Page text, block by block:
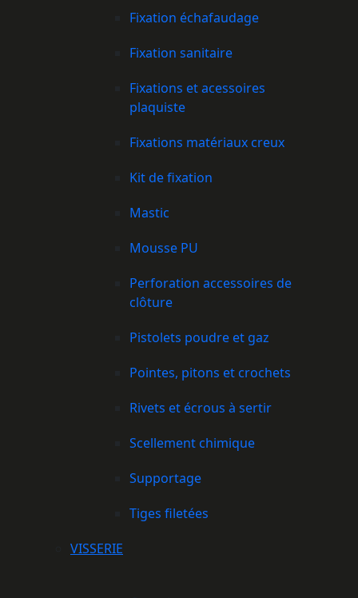
Fixation échafaudage
Fixation sanitaire
Fixations et acessoires
plaquiste
Fixations matériaux creux
Kit de fixation
Mastic
Mousse PU
Perforation accessoires de
clôture
Pistolets poudre et gaz
Pointes, pitons et crochets
Rivets et écrous à sertir
Scellement chimique
Supportage
Tiges filetées
VISSERIE